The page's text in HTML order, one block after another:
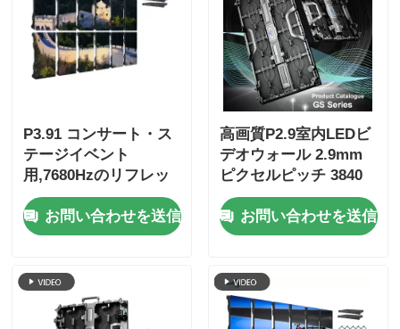
P3.91 コンサート・ス
テージイベント
用,7680Hzのリフレッ
シュレート,フルカラー
ディスプレイ,IP65の保
護付きの屋外LED動画
お問い合わせを送信
高画質P2.9室内LEDビ
デオウォール 2.9mm
ピクセルピッチ 3840
Hzリフレッシュレート
と4500cd/sqm明るさ
お問い合わせを送信